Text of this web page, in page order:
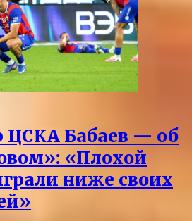
ЦСКА Бабаев — об
«Плохой
ниже своих